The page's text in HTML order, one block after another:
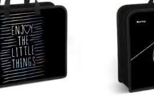
Добавить
в список
желаний